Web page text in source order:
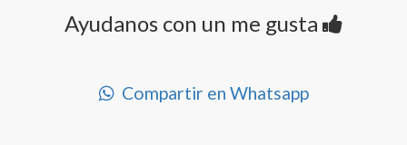
Ayudanos con un me gusta
Compartir en Whatsapp